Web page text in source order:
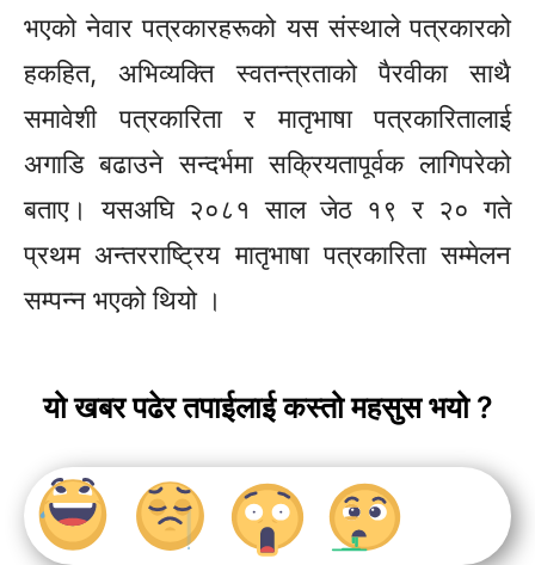
भएको नेवार पत्रकारहरूको यस संस्थाले पत्रकारको
हकहित, अभिव्यक्ति स्वतन्त्रताको पैरवीका साथै
समावेशी पत्रकारिता र मातृभाषा पत्रकारितालाई
अगाडि बढाउने सन्दर्भमा सक्रियतापूर्वक लागिपरेको
बताए। यसअघि २०८१ साल जेठ १९ र २० गते
प्रथम अन्तरराष्ट्रिय मातृभाषा पत्रकारिता सम्मेलन
सम्पन्न भएको थियो ।
यो खबर पढेर तपाईलाई कस्तो महसुस भयो ?